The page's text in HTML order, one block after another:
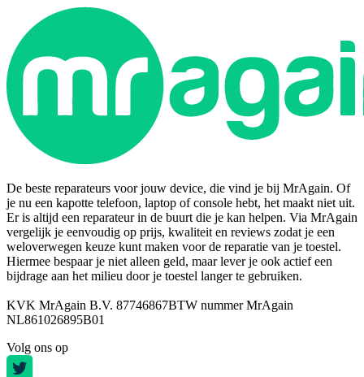
De beste reparateurs voor jouw device, die vind je bij MrAgain. Of
je nu een kapotte telefoon, laptop of console hebt, het maakt niet uit.
Er is altijd een reparateur in de buurt die je kan helpen. Via MrAgain
vergelijk je eenvoudig op prijs, kwaliteit en reviews zodat je een
weloverwegen keuze kunt maken voor de reparatie van je toestel.
Hiermee bespaar je niet alleen geld, maar lever je ook actief een
bijdrage aan het milieu door je toestel langer te gebruiken.
KVK MrAgain B.V. 87746867BTW nummer MrAgain
NL861026895B01
Volg ons op